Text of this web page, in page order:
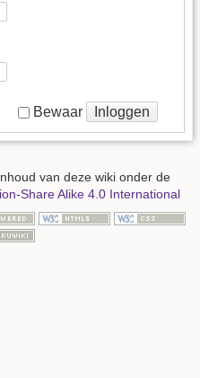
Bewaar Inloggen
van deze wiki onder de
Share Alike 4.0 International